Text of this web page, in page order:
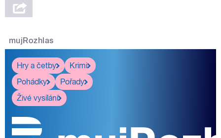
mujRozhlas
Hry a četby
Krimi
Pohádky
Pořady
Živé vysílání